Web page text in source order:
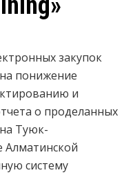
закупок
понижение
и
о проделанных
Туюк-
Алматинской
систему